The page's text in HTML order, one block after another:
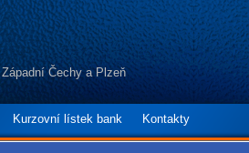
Čechy a Plzeň
Kurzovní lístek bank Kontakty